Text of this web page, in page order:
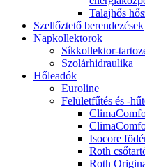
Talajhős
Szellőztető berendezések
Napkollektorok
Síkkollektor-
Szolárhidraulika
Hőleadók
Euroline
Felületfűtés és -
Isocore
Roth
Roth